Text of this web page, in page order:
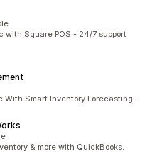
with Square POS - 24/7 support
With Smart Inventory Forecasting.
& more with QuickBooks.